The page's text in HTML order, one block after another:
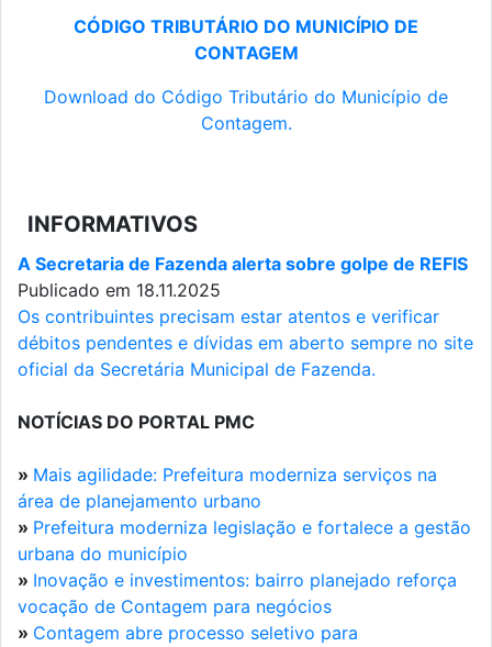
CÓDIGO TRIBUTÁRIO DO MUNICÍPIO DE
CONTAGEM
Download do Código Tributário do Município de
Contagem.
INFORMATIVOS
A Secretaria de Fazenda alerta sobre golpe de REFIS
Publicado em 18.11.2025
Os contribuintes precisam estar atentos e verificar
débitos pendentes e dívidas em aberto sempre no site
oficial da Secretária Municipal de Fazenda.
NOTÍCIAS DO PORTAL PMC
» Mais agilidade: Prefeitura moderniza serviços na
área de planejamento urbano
» Prefeitura moderniza legislação e fortalece a gestão
urbana do município
» Inovação e investimentos: bairro planejado reforça
vocação de Contagem para negócios
» Contagem abre processo seletivo para